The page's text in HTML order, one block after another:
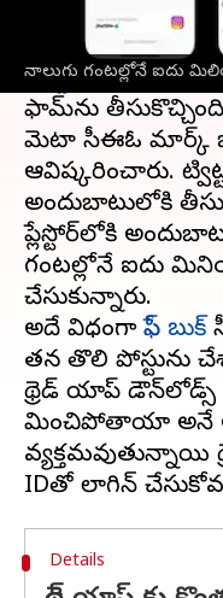
నాలుగు గంటల్లోనే ఐదు
ఫేస్‌బుక్ మాతృసంస్థ
అందుబాటులోకి
ట్విట్టర్కు పోటీగా
ఫామ్‌ను
మెటా సీఈఓ మార్క్
ఆవిష్కరించారు.
అందుబాటులోకి
ప్లేస్టోర్‌లోకి
గంటల్లోనే ఐదు
చేసుకున్నారు.
అదే విధంగాఫేస్ బుక్
తన తొలి పోస్టును
థ్రెడ్ యాప్ డౌన్‌లోడ్స్
మించిపోతాయా అనే
Details